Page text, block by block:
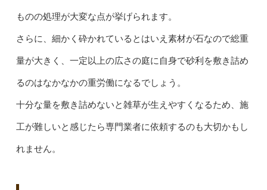
ものの処理が大変な点が挙げられます。
さらに、細かく砕かれているとはいえ素材が石なので総重
量が大きく、一定以上の広さの庭に自身で砂利を敷き詰め
るのはなかなかの重労働になるでしょう。
十分な量を敷き詰めないと雑草が生えやすくなるため、施
工が難しいと感じたら専門業者に依頼するのも大切かもし
れません。